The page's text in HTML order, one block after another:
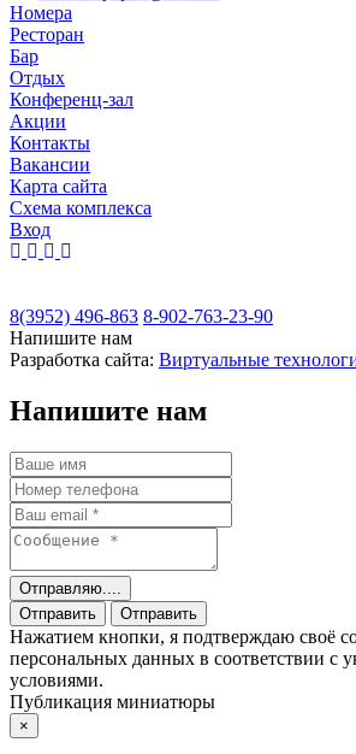
Номера
Ресторан
Бар
Отдых
Конференц-зал
Акции
Контакты
Вакансии
Карта сайта
Cхема комплекса
Вход
8(3952) 496-863 8-902-763-23-90
Напишите нам
Разработка сайта: Виртуальные
Напишите нам
Отправляю....
Отправить
Отправить
Нажатием кнопки, я подтверждаю своё
персональных данных в соответствии с
условиями.
Публикация миниатюры
×